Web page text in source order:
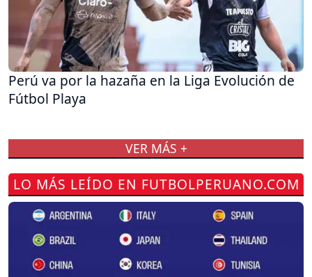
Perú va por la hazaña en la Liga Evolución de
Fútbol Playa
VER MÁS +
LO MÁS LEÍDO EN FUTBOLPERUANO.COM